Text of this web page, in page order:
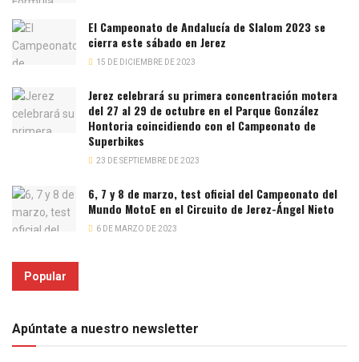
El Campeonato de Andalucía de Slalom 2023 se
cierra este sábado en Jerez
15 DE DICIEMBRE DE 2023
Jerez celebrará su primera concentración motera
del 27 al 29 de octubre en el Parque González
Hontoria coincidiendo con el Campeonato de
Superbikes
23 DE SEPTIEMBRE DE 2023
6, 7 y 8 de marzo, test oficial del Campeonato del
Mundo MotoE en el Circuito de Jerez-Ángel Nieto
6 DE MARZO DE 2023
Popular
Apúntate a nuestro newsletter